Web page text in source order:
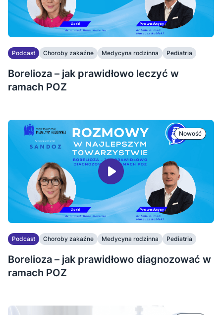
Podcast Choroby zakaźne Medycyna rodzinna Pediatria
Borelioza – jak prawidłowo leczyć w
ramach POZ
Nowość
Podcast Choroby zakaźne Medycyna rodzinna Pediatria
Borelioza – jak prawidłowo diagnozować w
ramach POZ